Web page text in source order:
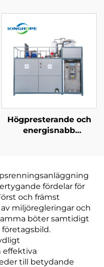
lågtemperatur
elektrisk värmepumps
vakuumkristallizerare
Högpresterande och
energisnabb
fördelar för
och främst
miljöregleringar och
böter samtidigt
effektiva
till betydande